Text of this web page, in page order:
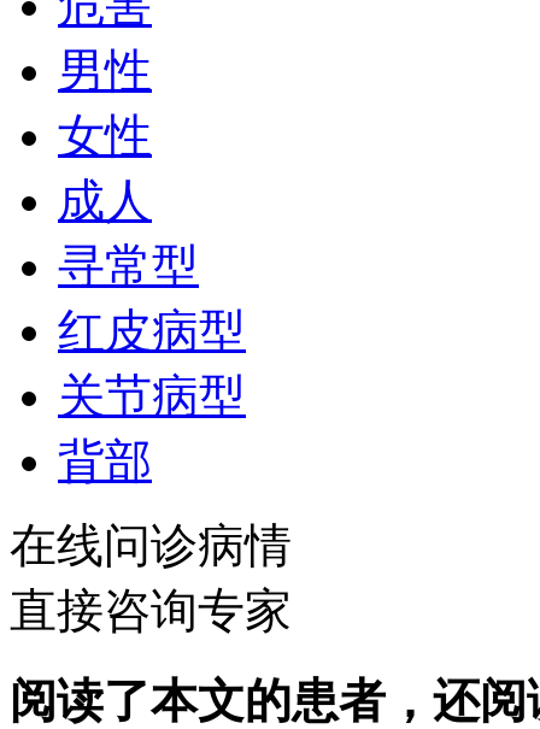
男性
女性
成人
寻常型
红皮病型
关节病型
背部
在线问诊病情
直接咨询专家
阅读了本文的患者，还